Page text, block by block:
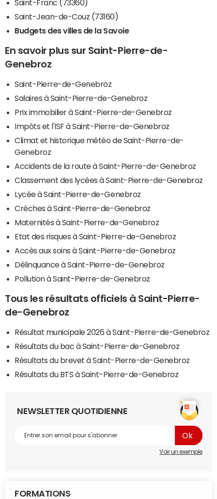
Saint-Franc (73360)
Saint-Jean-de-Couz (73160)
Budgets des villes de la Savoie
En savoir plus sur Saint-Pierre-de-
Genebroz
Saint-Pierre-de-Genebroz
Salaires à Saint-Pierre-de-Genebroz
Prix immobilier à Saint-Pierre-de-Genebroz
Impôts et l'ISF à Saint-Pierre-de-Genebroz
Climat et historique météo de Saint-Pierre-de-
Genebroz
Accidents de la route à Saint-Pierre-de-Genebroz
Classement des lycées à Saint-Pierre-de-Genebroz
Lycée à Saint-Pierre-de-Genebroz
Crèches à Saint-Pierre-de-Genebroz
Maternités à Saint-Pierre-de-Genebroz
Etat des risques à Saint-Pierre-de-Genebroz
Accès aux soins à Saint-Pierre-de-Genebroz
Délinquance à Saint-Pierre-de-Genebroz
Pollution à Saint-Pierre-de-Genebroz
Tous les résultats officiels à Saint-Pierre-
de-Genebroz
Résultat municipale 2026 à Saint-Pierre-de-Genebroz
Résultats du bac à Saint-Pierre-de-Genebroz
Résultats du brevet à Saint-Pierre-de-Genebroz
Résultats du BTS à Saint-Pierre-de-Genebroz
NEWSLETTER QUOTIDIENNE
Voir un exemple
FORMATIONS